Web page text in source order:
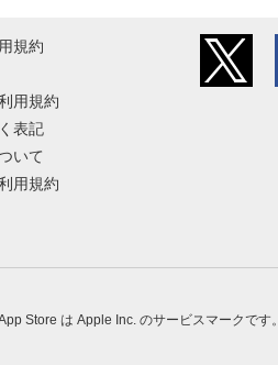
規約
用規約
表記
いて
用規約
Store は Apple Inc. のサービスマークです。